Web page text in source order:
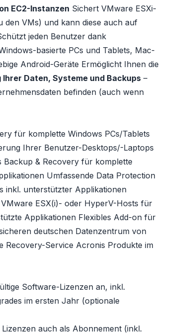
EC2-Instanzen Sichert VMware ESXi-
VMs) und kann diese auch auf
jeden Benutzer dank
basierte PCs und Tablets, Mac-
Android-Geräte Ermöglicht Ihnen die
Daten, Systeme und Backups –
befinden (auch wenn
für komplette Windows PCs/Tablets
Ihrer Benutzer-Desktops/-Laptops
Backup & Recovery für komplette
Umfassende Data Protection
inkl. unterstützter Applikationen
ESX(i)- oder HyperV-Hosts für
Applikationen Flexibles Add-on für
deutschen Datenzentrum von
Recovery-Service Acronis Produkte im
Software-Lizenzen an, inkl.
im ersten Jahr (optionale
auch als Abonnement (inkl.